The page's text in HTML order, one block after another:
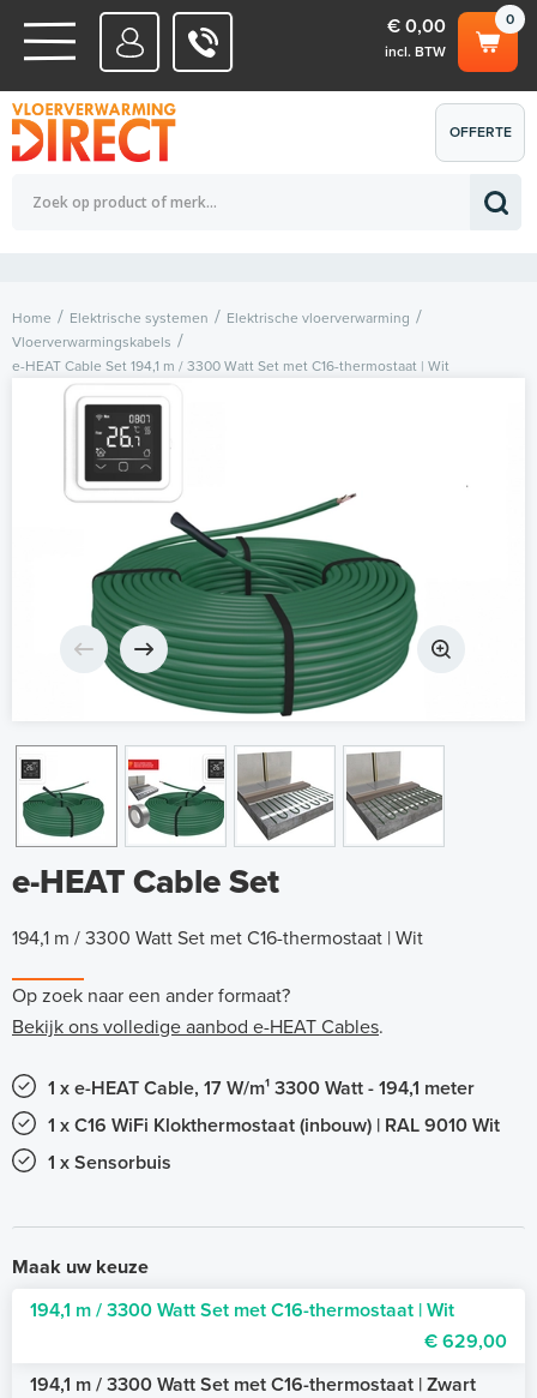
WATERSYSTEMEN
ELEKTRISCHE SYSTEMEN
0
€ 0,00
incl. BTW
Totaalbedrag (incl. BTW) € 0,00
OFFERTE
AANVRAGEN
Home Elektrische systemen
Elektrische vloerverwarming
Vloerverwarmingskabels
e-HEAT Cable Set 194,1 m / 3300 Watt Set met C16-thermostaat | Wit
e-HEAT Cable Set
194,1 m / 3300 Watt Set met C16-thermostaat | Wit
Op zoek naar een ander formaat?
Bekijk ons volledige aanbod e-HEAT Cables.
1 x e-HEAT Cable, 17 W/m¹ 3300 Watt - 194,1 meter
1 x C16 WiFi Klokthermostaat (inbouw) | RAL 9010 Wit
1 x Sensorbuis
Maak uw keuze
194,1 m / 3300 Watt Set met C16-thermostaat | Wit
€ 629,00
194,1 m / 3300 Watt Set met C16-thermostaat | Zwart